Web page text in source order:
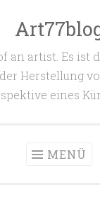
an artist. Es ist
Herstellung
eines
MENÜ